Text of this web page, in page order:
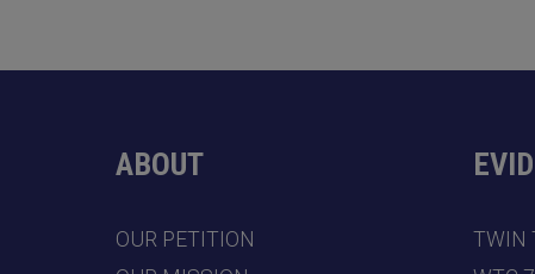
ABOUT
OUR PETITION
TWIN